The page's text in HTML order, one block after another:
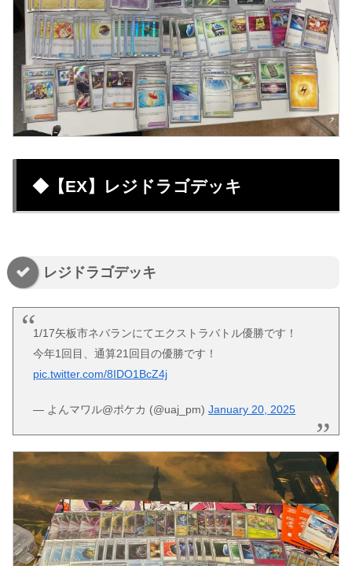
◆【EX】レジドラゴデッキ
レジドラゴデッキ
1/17矢板市ネバランにてエクストラバトル優勝です！
今年1回目、通算21回目の優勝です！
pic.twitter.com/8IDO1BcZ4j
— よんマワル@ポケカ (@uaj_pm)January 20, 2025